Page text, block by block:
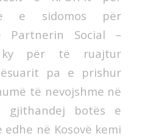
e sidomos për
Partnerin Social –
ky për të ruajtur
pa e prishur
të nevojshme në
gjithandej botës e
edhe në Kosovë kemi